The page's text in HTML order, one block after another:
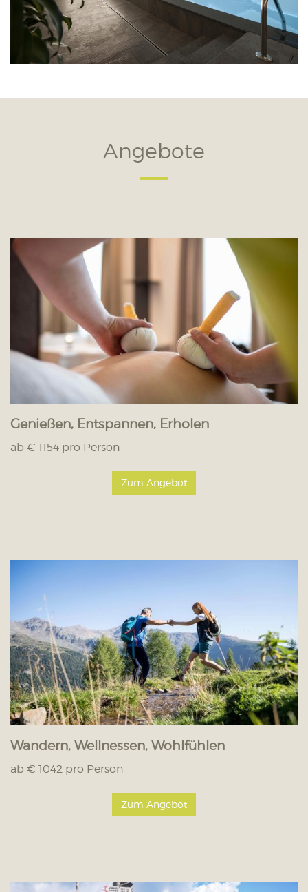
Angebote
Genießen, Entspannen, Erholen
ab € 1154 pro Person
Zum Angebot
Wandern, Wellnessen, Wohlfühlen
ab € 1042 pro Person
Zum Angebot